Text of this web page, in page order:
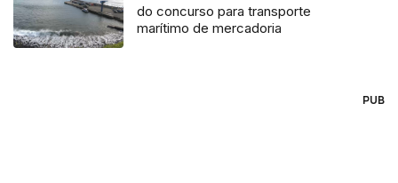
do concurso para transporte
marítimo de mercadoria
PUB